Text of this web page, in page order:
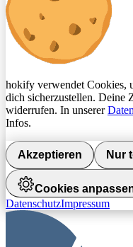
hokify verwendet Cookies,
dich sicherzustellen. Deine
widerrufen. In unserer
Infos.
Akzeptieren Nur
Cookies
DatenschutzImpressum